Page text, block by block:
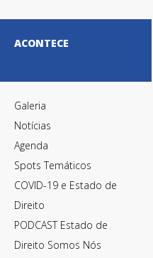
ACONTECE
Galeria
Notícias
Agenda
Spots Temáticos
COVID-19 e Estado de
Direito
PODCAST Estado de
Direito Somos Nós